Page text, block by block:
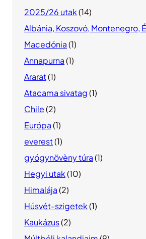
2025/26 utak(14)
Albánia, Koszovó, Montenegro,
Macedónia(1)
Annapurna(1)
Ararat(1)
Atacama sivatag(1)
Chile(2)
Európa(1)
everest(1)
gyógynövèny túra(1)
Hegyi utak(10)
Himalája(2)
Húsvét-szigetek(1)
Kaukázus(2)